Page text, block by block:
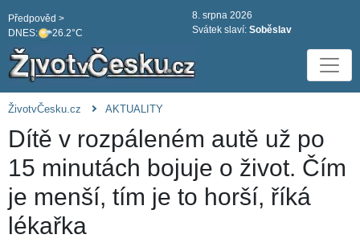
DNES: 26.2°C
Předpověd >
8. srpna 2026
Svátek slaví: Soběslav
ŽivotvČesku.cz AKTUALITY
Dítě v rozpáleném autě už po
15 minutách bojuje o život. Čím
je menší, tím je to horší, říká
lékařka